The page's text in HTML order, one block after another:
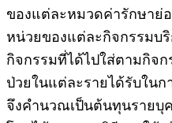
ของแต่ละหมวดค่ารักษาย่
หน่วยของแต่ละกิจกรรม
กิจกรรมที่ได้ไปใส่ตามกิจ
ป่วยในแต่ละรายได้รับใน
จึงคำนวณเป็นต้นทุนรายบุ